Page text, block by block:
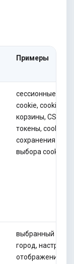
Примеры
сессионные
cookie, cookie
корзины, CSRF-
токены, cookie
сохранения
выбора cookie
выбранный
город, настройки
отображения